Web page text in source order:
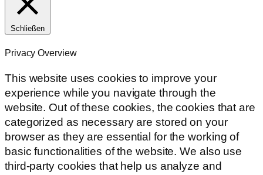
Schließen
Privacy Overview
This website uses cookies to improve your
experience while you navigate through the
website. Out of these cookies, the cookies that are
categorized as necessary are stored on your
browser as they are essential for the working of
basic functionalities of the website. We also use
third-party cookies that help us analyze and